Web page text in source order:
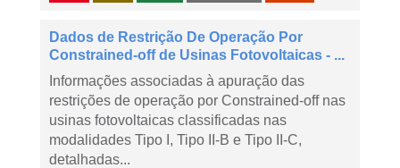
Dados de Restrição De Operação Por
Constrained-off de Usinas Fotovoltaicas - ...
Informações associadas à apuração das
restrições de operação por Constrained-off nas
usinas fotovoltaicas classificadas nas
modalidades Tipo I, Tipo II-B e Tipo II-C,
detalhadas...